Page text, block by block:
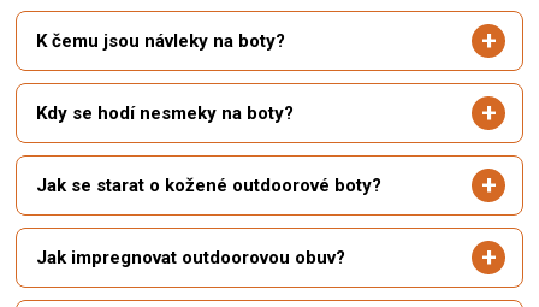
K čemu jsou návleky na boty?
Kdy se hodí nesmeky na boty?
Jak se starat o kožené outdoorové boty?
Jak impregnovat outdoorovou obuv?